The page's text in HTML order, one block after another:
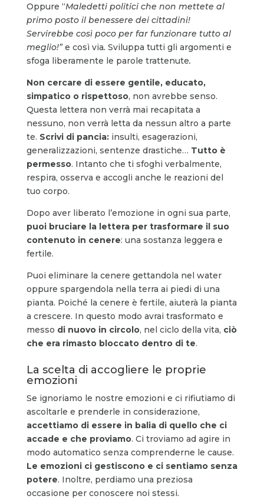
Oppure “Maledetti politici che non mettete al
primo posto il benessere dei cittadini!
Servirebbe così poco per far funzionare tutto al
meglio!”e così via. Sviluppa tutti gli argomenti e
sfoga liberamente le parole trattenute.
Non cercare di essere gentile, educato,
simpatico o rispettoso, non avrebbe senso.
Questa lettera non verrà mai recapitata a
nessuno, non verrà letta da nessun altro a parte
te. Scrivi di pancia: insulti, esagerazioni,
generalizzazioni, sentenze drastiche… Tutto è
permesso. Intanto che ti sfoghi verbalmente,
respira, osserva e accogli anche le reazioni del
tuo corpo.
Dopo aver liberato l’emozione in ogni sua parte,
puoi bruciare la lettera per trasformare il suo
contenuto in cenere: una sostanza leggera e
fertile.
Puoi eliminare la cenere gettandola nel water
oppure spargendola nella terra ai piedi di una
pianta. Poiché la cenere è fertile, aiuterà la pianta
a crescere. In questo modo avrai trasformato e
messo di nuovo in circolo, nel ciclo della vita, ciò
che era rimasto bloccato dentro di te.
La scelta di accogliere le proprie
emozioni
Se ignoriamo le nostre emozioni e ci rifiutiamo di
ascoltarle e prenderle in considerazione,
accettiamo di essere in balia di quello che ci
accade e che proviamo. Ci troviamo ad agire in
modo automatico senza comprenderne le cause.
Le emozioni ci gestiscono e ci sentiamo senza
potere. Inoltre, perdiamo una preziosa
occasione per conoscere noi stessi.